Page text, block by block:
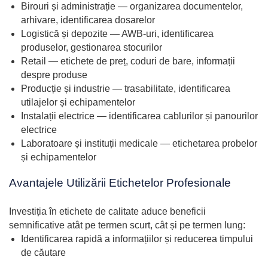
Birouri și administrație — organizarea documentelor,
arhivare, identificarea dosarelor
Logistică și depozite — AWB-uri, identificarea
produselor, gestionarea stocurilor
Retail — etichete de preț, coduri de bare, informații
despre produse
Producție și industrie — trasabilitate, identificarea
utilajelor și echipamentelor
Instalații electrice — identificarea cablurilor și panourilor
electrice
Laboratoare și instituții medicale — etichetarea probelor
și echipamentelor
Avantajele Utilizării Etichetelor Profesionale
Investiția în etichete de calitate aduce beneficii
semnificative atât pe termen scurt, cât și pe termen lung:
Identificarea rapidă a informațiilor și reducerea timpului
de căutare